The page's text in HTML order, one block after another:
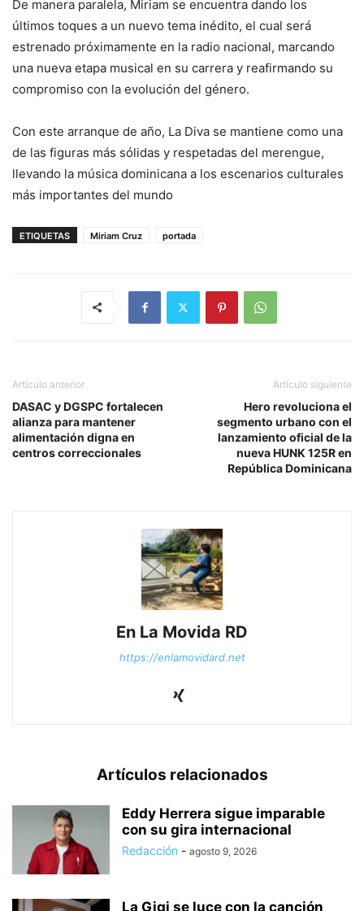
De manera paralela, Miriam se encuentra dando los
últimos toques a un nuevo tema inédito, el cual será
estrenado próximamente en la radio nacional, marcando
una nueva etapa musical en su carrera y reafirmando su
compromiso con la evolución del género.
Con este arranque de año, La Diva se mantiene como una
de las figuras más sólidas y respetadas del merengue,
llevando la música dominicana a los escenarios culturales
más importantes del mundo
ETIQUETAS Miriam Cruz portada
Artículo anterior
DASAC y DGSPC fortalecen
alianza para mantener
alimentación digna en
centros correccionales
Artículo siguiente
Hero revoluciona el
segmento urbano con el
lanzamiento oficial de la
nueva HUNK 125R en
República Dominicana
En La Movida RD
https://enlamovidard.net
Artículos relacionados
Eddy Herrera sigue imparable
con su gira internacional
Redacción - agosto 9, 2026
La Gigi se luce con la canción